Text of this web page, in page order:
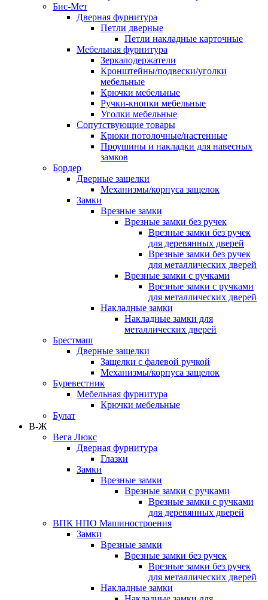
Бис-Мет
Дверная фурнитура
Петли дверные
Петли накладные карточные
Мебельная фурнитура
Зеркалодержатели
Кронштейны/подвески/уголки
мебельные
Крючки мебельные
Ручки-кнопки мебельные
Уголки мебельные
Сопутствующие товары
Крюки потолочные/настенные
Проушины и накладки для навесных
замков
Бордер
Дверные защелки
Механизмы/корпуса защелок
Замки
Врезные замки
Врезные замки без ручек
Врезные замки без ручек
для деревянных дверей
Врезные замки без ручек
для металлических дверей
Врезные замки с ручками
Врезные замки с ручками
для металлических дверей
Накладные замки
Накладные замки для
металлических дверей
Брестмаш
Дверные защелки
Защелки с фалевой ручкой
Механизмы/корпуса защелок
Буревестник
Мебельная фурнитура
Крючки мебельные
Булат
В-Ж
Вега Люкс
Дверная фурнитура
Глазки
Замки
Врезные замки
Врезные замки с ручками
Врезные замки с ручками
для деревянных дверей
ВПК НПО Машиностроения
Замки
Врезные замки
Врезные замки без ручек
Врезные замки без ручек
для металлических дверей
Накладные замки